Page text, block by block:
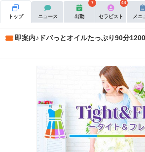
トップ ニュース 出勤
7
セラピスト
44
メニ
即案内♪ドバっとオイルたっぷり90分